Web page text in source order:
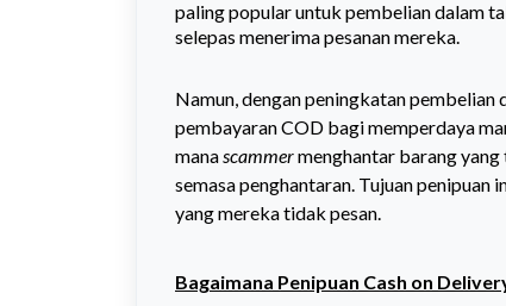
paling popular untuk pembelian dalam
selepas menerima pesanan mereka.
Namun, dengan peningkatan pembelian
pembayaran COD bagi memperdaya
manascammermenghantar barang
semasa penghantaran. Tujuan
yang mereka tidak pesan.
Bagaimana Penipuan Cash on